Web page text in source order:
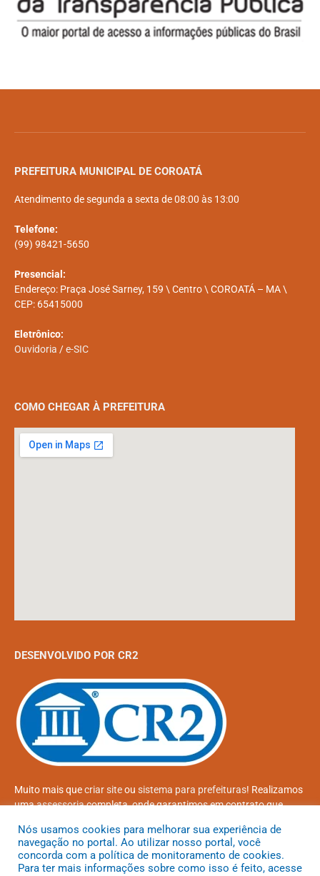
PREFEITURA MUNICIPAL DE COROATÁ
Atendimento de segunda a sexta de 08:00 às 13:00
Telefone:
(99) 98421-5650
Presencial:
Endereço: Praça José Sarney, 159 \ Centro \ COROATÁ – MA \
CEP: 65415000
Eletrônico:
Ouvidoria /e-SIC
COMO CHEGAR À PREFEITURA
DESENVOLVIDO POR CR2
Muito mais quecriar siteou sistema para prefeituras! Realizamos
umaassessoriacompleta, onde garantimos em contrato que
atendidas.
Conheça oPNTPe oRadar da Transparência Pública
Nós usamos cookies para melhorar sua experiência de
navegação no portal. Ao utilizar nosso portal, você
concorda com a política de monitoramento de cookies.
Para ter mais informações sobre como isso é feito, acesse